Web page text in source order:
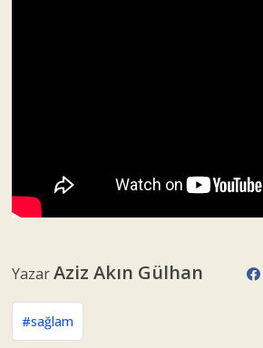
YazarAziz Akın Gülhan
#sağlam